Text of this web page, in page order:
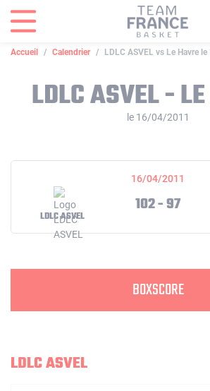
Accueil Calendrier LDLC ASVEL vs Le Havre
LDLC ASVEL -
le 16/04/2011
16/04/2011
LDLC ASVEL
102 - 97
BOXSCORE
LDLC ASVEL
Panneau de gestion des cookies